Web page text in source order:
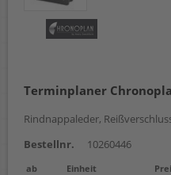
Terminplaner
Rindnappaleder,
Bestellnr.
10260446
ab Einheit